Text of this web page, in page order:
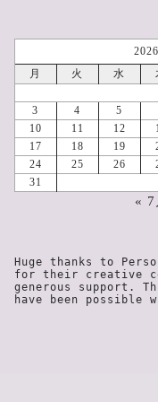
月
火 水
3
4 5
10
11 12
17
18 19
24
25 26
31
« 7
Huge thanks to
for their creative
generous support.
have been possible